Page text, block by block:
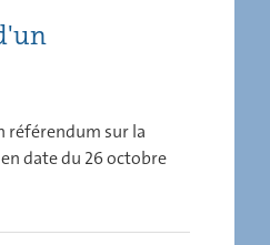
référendum sur la
date du 26 octobre